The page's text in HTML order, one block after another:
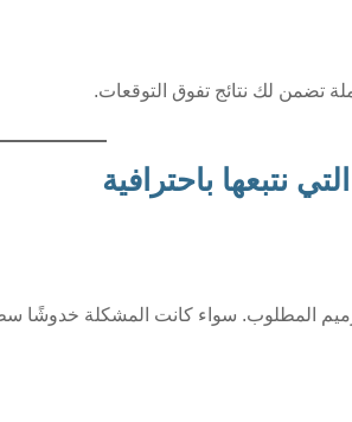
تضمن لك نتائج تفوق التوقعات.
نتبعها باحترافية
المطلوب. سواء كانت المشكلة خدوشًا